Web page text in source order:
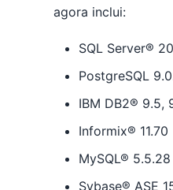
agora inclui:
SQL Server®
PostgreSQL
IBM DB2® 9.5,
Informix® 11.70
MySQL® 5.5.28
Sybase® ASE